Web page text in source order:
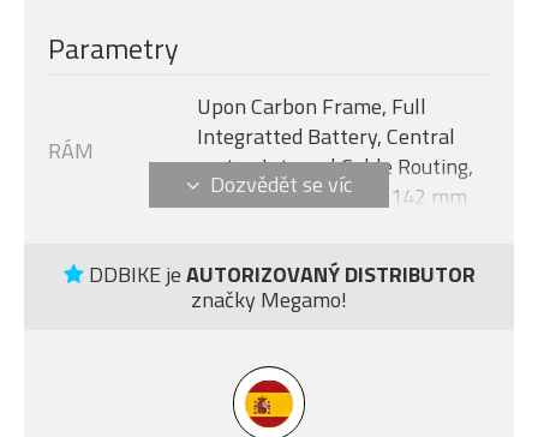
DDBIKE jeAUTORIZOVANÝ DISTRIBUTOR
značky Megamo!
Parametry
RÁM
Upon Carbon Frame, Full
Integratted Battery, Central
motor, Internal Cable Routing,
Flat Mount Disc 12 x 142 mm
150 Nm (1300 W)
XL
display
2027